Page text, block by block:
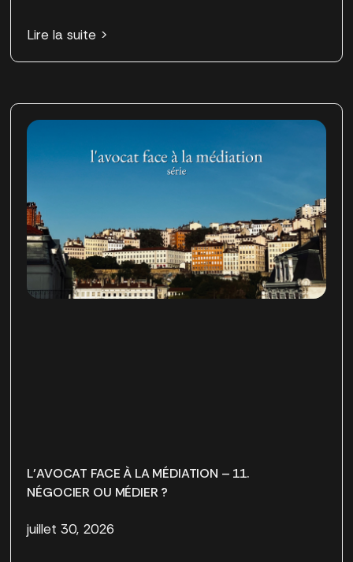
Lire la suite >
L’AVOCAT FACE À LA MÉDIATION – 11.
NÉGOCIER OU MÉDIER ?
juillet 30, 2026